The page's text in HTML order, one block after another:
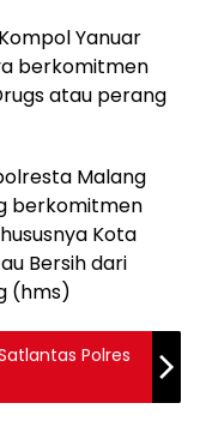
Yanuar
berkomitmen
atau perang
Malang
berkomitmen
Kota
Bersih dari
(hms)
Polres